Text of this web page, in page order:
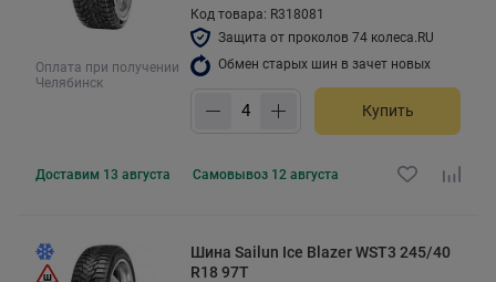
Оплата при получении
Челябинск
Код товара: R318081
Защита от проколов 74 колеса.RU
Обмен старых шин в зачет новых
Купить
Доставим 13 августа Самовывоз 12 августа
Шина Sailun Ice Blazer WST3 245/40
R18 97T